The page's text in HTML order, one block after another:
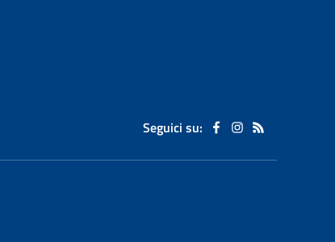
Seguici su: